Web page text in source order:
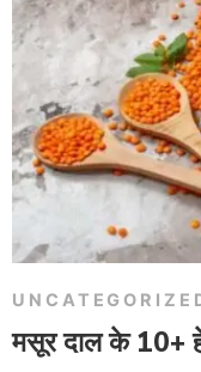
मसूर दाल के 10+